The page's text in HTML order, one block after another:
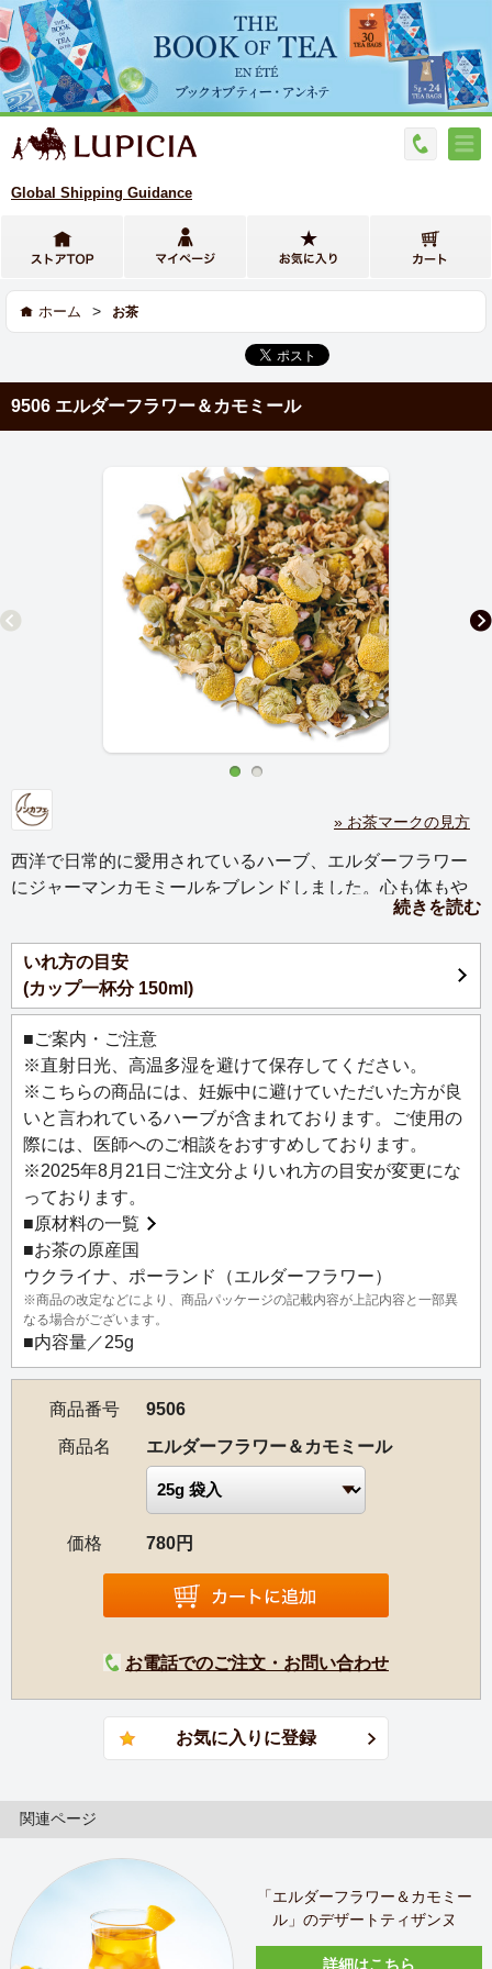
Global Shipping Guidance
ホーム > お茶
9506 エルダーフラワー＆カモミール
» お茶マークの見方
西洋で日常的に愛用されているハーブ、エルダーフラワー
にジャーマンカモミールをブレンドしました。心も体もや
主なハーブ：エルダーフラワー、カモミール、ローズヒッ
プなど
続きを読む
いれ方の目安
(カップ一杯分 150ml)
■ご案内・ご注意
※直射日光、高温多湿を避けて保存してください。
※こちらの商品には、妊娠中に避けていただいた方が良
いと言われているハーブが含まれております。ご使用の
際には、医師へのご相談をおすすめしております。
※2025年8月21日ご注文分よりいれ方の目安が変更にな
っております。
■原材料の一覧
■お茶の原産国
ウクライナ、ポーランド（エルダーフラワー）
※商品の改定などにより、商品パッケージの記載内容が上記内容と一部異
なる場合がございます。
■内容量／25g
商品番号
9506
商品名
エルダーフラワー＆カモミール
価格 780円
お電話でのご注文・お問い合わせ
関連ページ
「エルダーフラワー＆カモミー
ル」のデザートティザンヌ
詳細はこちら